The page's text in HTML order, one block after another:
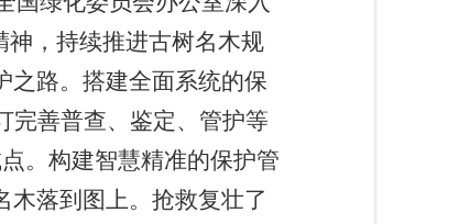
神，持续推进古树名木规
之路。搭建全面系统的保
完善普查、鉴定、管护等
。构建智慧精准的保护管
木落到图上。抢救复壮了